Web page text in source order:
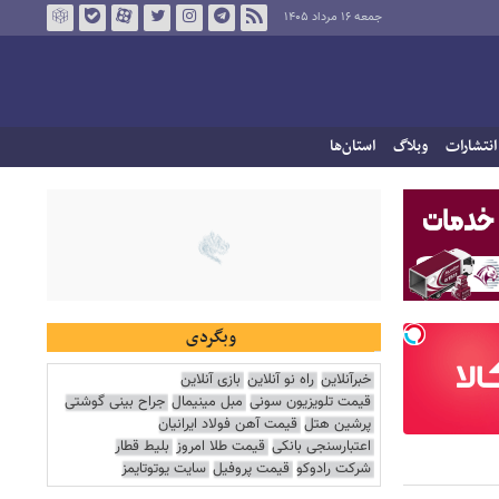
جمعه ۱۶ مرداد ۱۴۰۵
انتشارات وبلاگ استان‌ها
وبگردی
خبرآنلاین راه نو آنلاین بازی آنلاین
قیمت تلویزیون سونی مبل مینیمال جراح بینی گوشتی
پرشین هتل قیمت آهن فولاد ایرانیان
اعتبارسنجی بانکی قیمت طلا امروز بلیط قطار
شرکت رادوکو قیمت پروفیل سایت یوتوتایمز